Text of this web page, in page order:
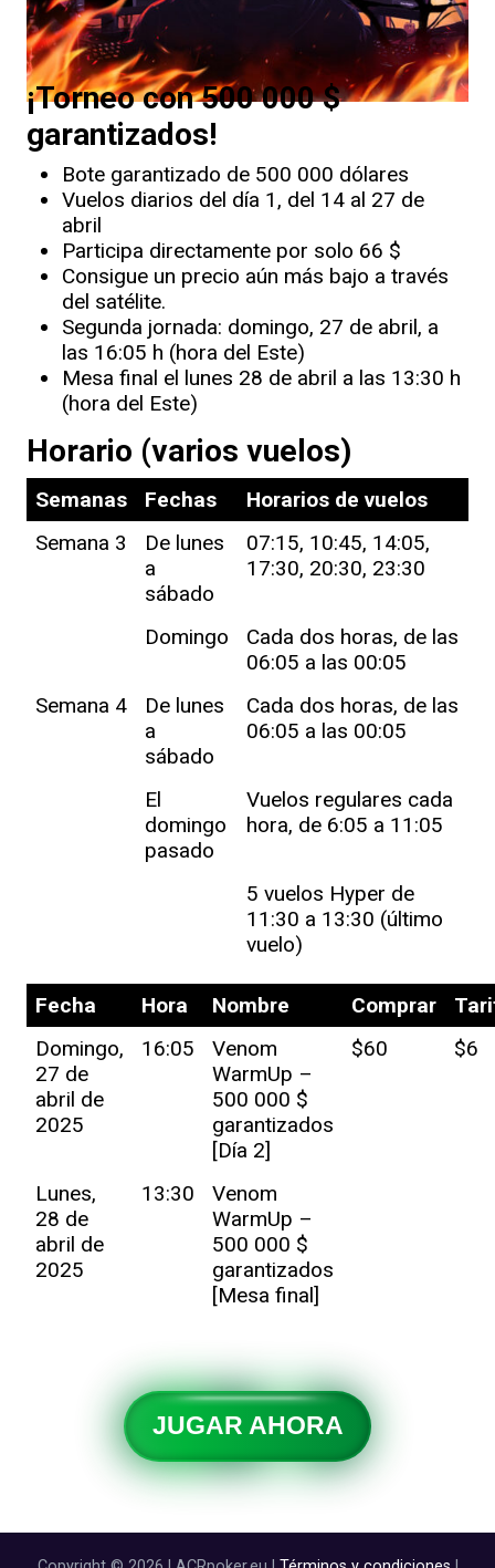
¡Torneo con 500 000 $
garantizados!
Bote garantizado de 500 000 dólares
Vuelos diarios del día 1, del 14 al 27 de
abril
Participa directamente por solo 66 $
Consigue un precio aún más bajo a través
del satélite.
Segunda jornada: domingo, 27 de abril, a
las 16:05 h (hora del Este)
Mesa final el lunes 28 de abril a las 13:30 h
(hora del Este)
Horario (varios vuelos)
Semanas Fechas
Horarios de vuelos
Semana 3
De lunes
a
sábado
07:15, 10:45, 14:05,
17:30, 20:30, 23:30
Domingo
Cada dos horas, de las
06:05 a las 00:05
Semana 4
De lunes
a
sábado
Cada dos horas, de las
06:05 a las 00:05
El
domingo
pasado
Vuelos regulares cada
hora, de 6:05 a 11:05
5 vuelos Hyper de
11:30 a 13:30 (último
vuelo)
Fecha Hora Nombre Comprar
Domingo,
27 de
abril de
2025
16:05
Venom
WarmUp –
500 000 $
garantizados
[Día 2]
$60 $6
Lunes,
28 de
abril de
2025
13:30
Venom
WarmUp –
500 000 $
garantizados
[Mesa final]
JUGAR AHORA